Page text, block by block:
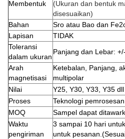
Membentuk
(Ukuran dan bentuk
disesuaikan)
Bahan
Sro atau Bao dan
Lapisan
TIDAK
Toleransi
dalam ukuran
Panjang dan Lebar:
Arah
magnetisasi
Ketebalan, Panjang,
multipolar
Nilai
Y25, Y30, Y33, Y35 dll
Proses
Teknologi
MOQ
Sampel dapat
Waktu
pengiriman
3 sampai 10 hari
untuk